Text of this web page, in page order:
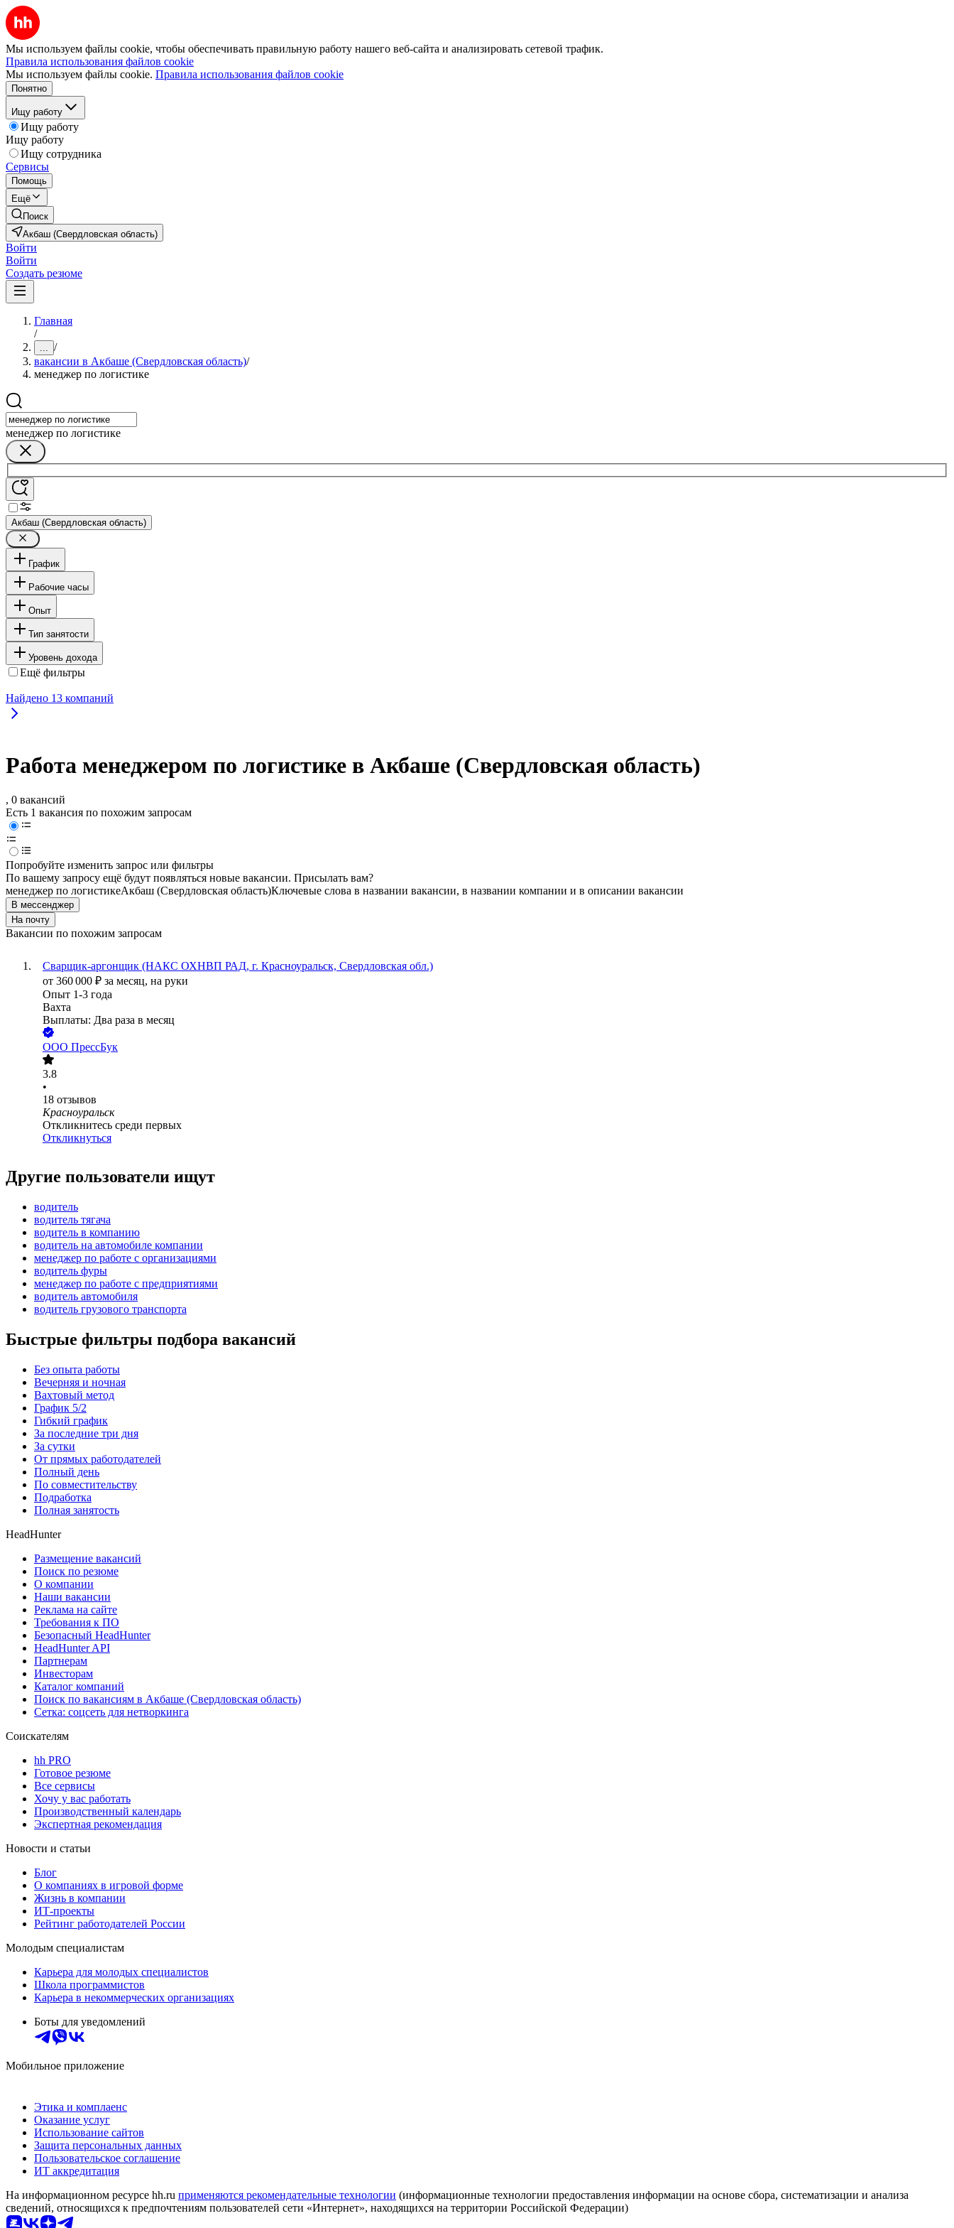
Мы используем файлы cookie, чтобы обеспечивать правильную работу нашего веб-сайта и анализировать сетевой трафик.
Правила использования файлов cookie
Мы используем файлы cookie. Правила использования файлов cookie
Понятно
Ищу работу
Ищу работу
Ищу работу
Ищу сотрудника
Сервисы
Помощь
Ещё
Поиск
Акбаш (Свердловская область)
Войти
Войти
Создать резюме
Главная
/
... /
вакансии в Акбаше (Свердловская область)/
менеджер по логистике
менеджер по логистике
Акбаш (Свердловская область)
График
Рабочие часы
Опыт
Тип занятости
Уровень дохода
Ещё фильтры
Найдено 13 компаний
Работа менеджером по логистике в Акбаше (Свердловская область)
, 0 вакансий
Есть 1 вакансия по похожим запросам
Попробуйте изменить запрос или фильтры
По вашему запросу ещё будут появляться новые вакансии. Присылать вам?
менеджер по логистикеАкбаш (Свердловская область)Ключевые слова в названии вакансии, в названии компании и в описании вакансии
В мессенджер
На почту
Вакансии по похожим запросам
Сварщик-аргонщик (НАКС ОХНВП РАД, г. Красноуральск, Свердловская обл.)
от 360 000 ₽ за месяц, на руки
Опыт 1-3 года
Вахта
Выплаты: Два раза в месяц
ООО ПрессБук
3.8
•
18 отзывов
Красноуральск
Откликнитесь среди первых
Откликнуться
Другие пользователи ищут
водитель
водитель тягача
водитель в компанию
водитель на автомобиле компании
менеджер по работе с организациями
водитель фуры
менеджер по работе с предприятиями
водитель автомобиля
водитель грузового транспорта
Быстрые фильтры подбора вакансий
Без опыта работы
Вечерняя и ночная
Вахтовый метод
График 5/2
Гибкий график
За последние три дня
За сутки
От прямых работодателей
Полный день
По совместительству
Подработка
Полная занятость
HeadHunter
Размещение вакансий
Поиск по резюме
О компании
Наши вакансии
Реклама на сайте
Требования к ПО
Безопасный HeadHunter
HeadHunter API
Партнерам
Инвесторам
Каталог компаний
Поиск по вакансиям в Акбаше (Свердловская область)
Сетка: соцсеть для нетворкинга
Соискателям
hh PRO
Готовое резюме
Все сервисы
Хочу у вас работать
Производственный календарь
Экспертная рекомендация
Новости и статьи
Блог
О компаниях в игровой форме
Жизнь в компании
ИТ-проекты
Рейтинг работодателей России
Молодым специалистам
Карьера для молодых специалистов
Школа программистов
Карьера в некоммерческих организациях
Боты для уведомлений
Мобильное приложение
Этика и комплаенс
Оказание услуг
Использование сайтов
Защита персональных данных
Пользовательское соглашение
ИТ аккредитация
На информационном ресурсе hh.ru применяются рекомендательные технологии (информационные технологии предоставления информации на основе сбора, систематизации и анализа
сведений, относящихся к предпочтениям пользователей сети «Интернет», находящихся на территории Российской Федерации)